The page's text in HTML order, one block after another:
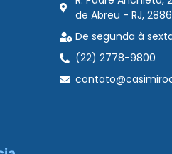
de Abreu - RJ,
De segunda à
(22) 2778-9800